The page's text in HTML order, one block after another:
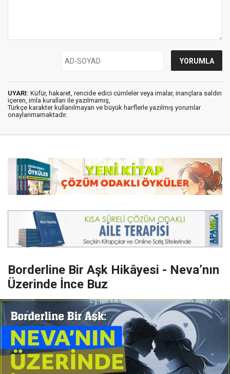
UYARI: Küfür, hakaret, rencide edici cümleler veya imalar, inançlara saldırı
içeren, imla kuralları ile yazılmamış,
Türkçe karakter kullanılmayan ve büyük harflerle yazılmış yorumlar
onaylanmamaktadır.
Borderline Bir Aşk Hikâyesi - Neva’nın
Üzerinde İnce Buz